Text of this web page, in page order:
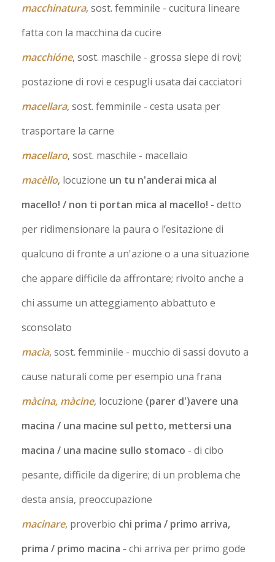
macchinatura, sost. femminile - cucitura lineare
fatta con la macchina da cucire
macchióne, sost. maschile - grossa siepe di rovi;
postazione di rovi e cespugli usata dai cacciatori
macellara, sost. femminile - cesta usata per
trasportare la carne
macellaro, sost. maschile - macellaio
macèllo, locuzione un tu n'anderai mica al
macello! / non ti portan mica al macello! - detto
per ridimensionare la paura o l’esitazione di
qualcuno di fronte a un'azione o a una situazione
che appare difficile da affrontare; rivolto anche a
chi assume un atteggiamento abbattuto e
sconsolato
macìa, sost. femminile - mucchio di sassi dovuto a
cause naturali come per esempio una frana
màcina, màcine, locuzione (parer d')avere una
macina / una macine sul petto, mettersi una
macina / una macine sullo stomaco - di cibo
pesante, difficile da digerire; di un problema che
desta ansia, preoccupazione
macinare, proverbio chi prima / primo arriva,
prima / primo macina - chi arriva per primo gode